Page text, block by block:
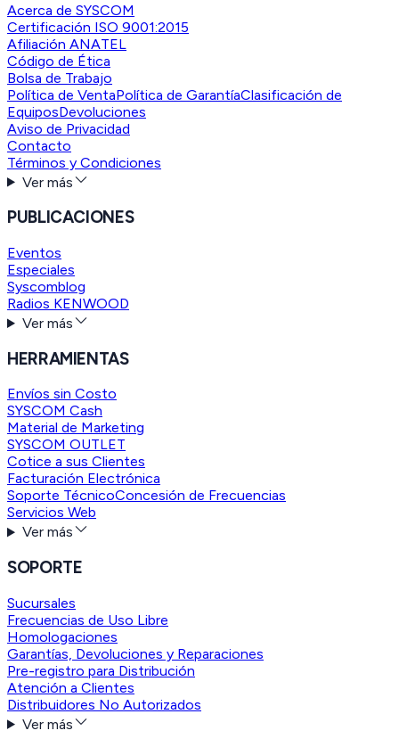
Acerca de SYSCOM
Certificación ISO 9001:2015
Afiliación ANATEL
Código de Ética
Bolsa de Trabajo
Política de VentaPolítica de GarantíaClasificación de
EquiposDevoluciones
Aviso de Privacidad
Contacto
Términos y Condiciones
Ver más
PUBLICACIONES
Eventos
Especiales
Syscomblog
Radios KENWOOD
Ver más
HERRAMIENTAS
Envíos sin Costo
SYSCOM Cash
Material de Marketing
SYSCOM OUTLET
Cotice a sus Clientes
Facturación Electrónica
Soporte TécnicoConcesión de Frecuencias
Servicios Web
Ver más
SOPORTE
Sucursales
Frecuencias de Uso Libre
Homologaciones
Garantías, Devoluciones y Reparaciones
Pre-registro para Distribución
Atención a Clientes
Distribuidores No Autorizados
Ver más